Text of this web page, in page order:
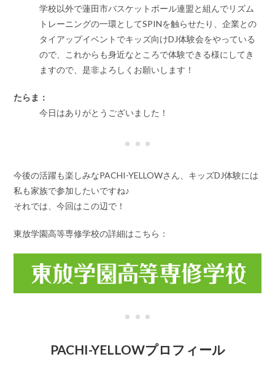
学校以外で蓮田市バスケットボール連盟と組んでリズム
トレーニングの一環としてSPINを触らせたり、企業との
タイアップイベントでキッズ向けDJ体験会をやっている
ので、これからも身近なところで体験できる様にしてき
ますので、是非よろしくお願いします！
たらま：
今日はありがとうございました！
今後の活躍も楽しみなPACHI-YELLOWさん、キッズDJ体験には
私も家族で参加したいですね♪
それでは、今回はこの辺で！
東放学園高等専修学校の詳細はこちら：
PACHI-YELLOWプロフィール